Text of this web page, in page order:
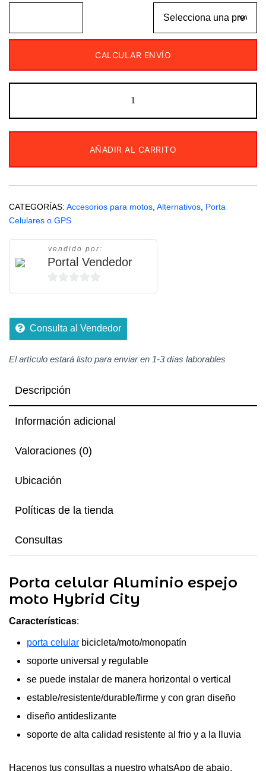
CALCULAR ENVÍO
celular
Aluminio
moto
Hybrid
City
AÑADIR AL CARRITO
CATEGORÍAS: Accesorios para motos Alternativos Porta
Celulares o GPS
vendido por:
Portal Vendedor
0
5
Consulta al Vendedor
El artículo estará listo para enviar en 1-3 días laborables
Descripción
Información adicional
Valoraciones (0)
Ubicación
Políticas de la tienda
Consultas
Porta celular Aluminio espejo
moto Hybrid City
Características:
porta celular bicicleta/moto/monopatín
soporte universal y regulable
se puede instalar de manera horizontal o vertical
estable/resistente/durable/firme y con gran diseño
diseño antideslizante
soporte de alta calidad resistente al frio y a la lluvia
Hacenos tus consultas a nuestro whatsApp de abajo.